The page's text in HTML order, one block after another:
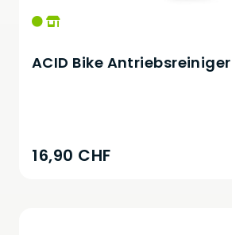
ACID Bike Antriebsreiniger
16,90 CHF